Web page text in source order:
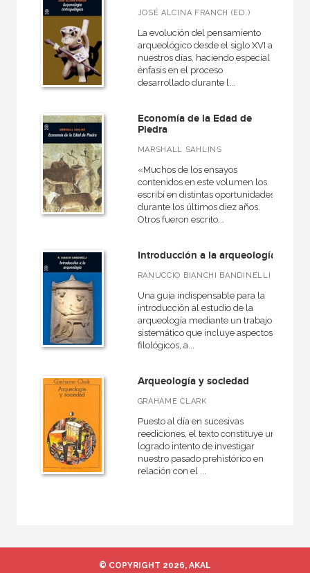
JOSÉ ALCINA FRANCH (ED.)
La evolución del pensamiento
arqueológico desde el siglo XVI a
nuestros días, haciendo especial
énfasis en el proceso
desarrollado durante l...
Economía de la Edad de
Piedra
MARSHALL SAHLINS
«Muchos de los ensayos
contenidos en este volumen los
escribí en distintas oportunidades
durante los últimos diez años.
Otros fueron escrito...
Introducción a la arqueología
RANUCCIO BIANCHI BANDINELLI
Una guía indispensable para la
introducción al estudio de la
arqueología mediante un trabajo
sistemático que incluye aspectos
filológicos, a...
Arqueología y sociedad
GRAHAME CLARK
Puesto al día en sucesivas
reediciones, el texto constituye un
logrado intento de investigar
nuestro pasado prehistórico en
relación con el ...
© COPYRIGHT 2026, AKAL